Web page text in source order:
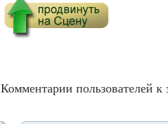
Комментарии пользователей к